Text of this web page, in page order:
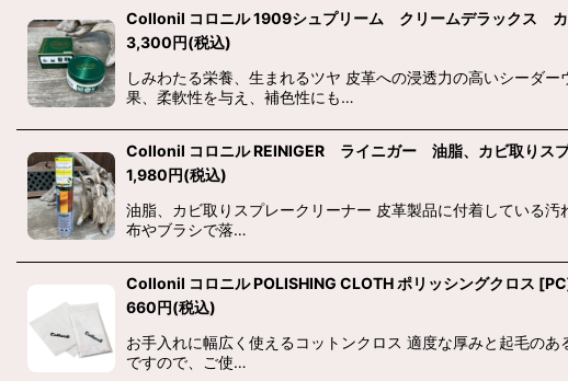
Collonil コロニル 1909シュプリーム クリームデラックス
3,300円(税込)
しみわたる栄養、生まれるツヤ 皮革への浸透力の高いシーダ
果、柔軟性を与え、補色性にも…
Collonil コロニル REINIGER ライニガー 油脂、カビ取りス
1,980円(税込)
油脂、カビ取りスプレークリーナー 皮革製品に付着している
布やブラシで落…
Collonil コロニル POLISHING CLOTH ポリッシングクロス [PC
660円(税込)
お手入れに幅広く使えるコットンクロス 適度な厚みと起毛の
ですので、ご使…